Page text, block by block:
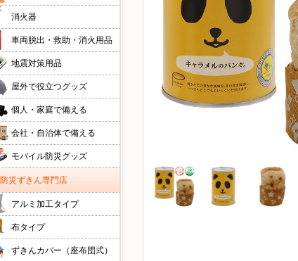
消火器
車両脱出・救助・消火用品
地震対策用品
屋外で役立つグッズ
個人・家庭で備える
会社・自治体で備える
モバイル防災グッズ
防災ずきん専門店
アルミ加工タイプ
布タイプ
ずきんカバー（座布団式）